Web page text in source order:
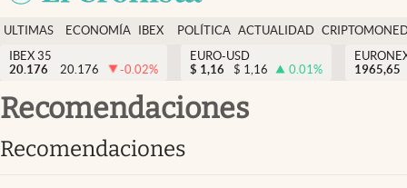
USA
Actualidad
Criptomonedas
España
ULTIMAS
NOTICIAS
ECONOMÍA
FINANZAS
IBEX
EURO
POLÍTICA ACTUALIDAD
IBEX 35
20.176
20.176 -0.02%
EURO-USD
$ 1,16 $ 1,16 0.01%
1965,65
recomendaciones
recomendaciones